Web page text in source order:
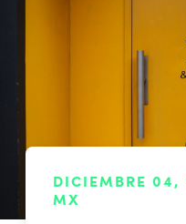
DICIEMBRE
MX